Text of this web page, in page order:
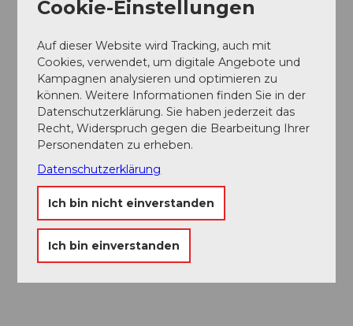
Tageskarte | Rigi
Exkursion
Berg-Bahn-Bad Kombi | Rigi
Sonstiges
Cookie-Einstellungen
Auf dieser Website wird Tracking, auch mit
Cookies, verwendet, um digitale Angebote und
Kampagnen analysieren und optimieren zu
können. Weitere Informationen finden Sie in der
Datenschutzerklärung. Sie haben jederzeit das
Recht, Widerspruch gegen die Bearbeitung Ihrer
Personendaten zu erheben.
Datenschutzerklärung
Ich bin nicht einverstanden
Ich bin einverstanden